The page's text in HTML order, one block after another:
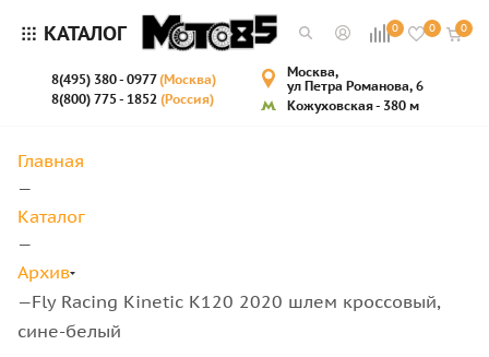
КАТАЛОГ 0 0 0
8(495) 380 - 0977(Москва)
8(800) 775 - 1852 (Россия)
Москва,
ул Петра Романова, 6
Кожуховская - 380 м
Главная
—
Каталог
—
Архив
—Fly Racing Kinetic K120 2020 шлем кроссовый,
сине-белый